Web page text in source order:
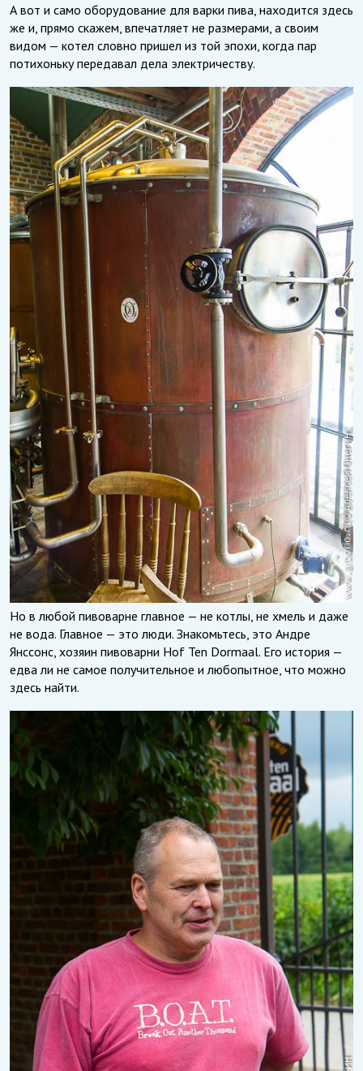
А вот и само оборудование для варки пива, находится здесь
же и, прямо скажем, впечатляет не размерами, а своим
видом — котел словно пришел из той эпохи, когда пар
потихоньку передавал дела электричеству.
Но в любой пивоварне главное — не котлы, не хмель и даже
не вода. Главное — это люди. Знакомьтесь, это Андре
Янссонс, хозяин пивоварни Hof Ten Dormaal. Его история —
едва ли не самое получительное и любопытное, что можно
здесь найти.